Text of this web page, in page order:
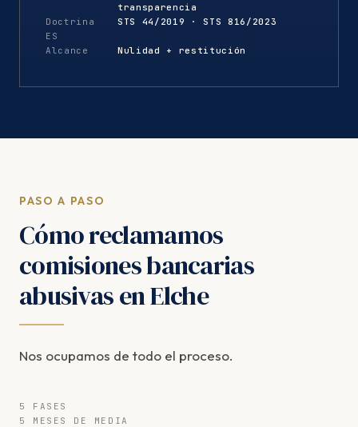
transparencia
Doctrina
ES
STS 44/2019 · STS 816/2023
Alcance Nulidad + restitución
PASO A PASO
Cómo reclamamos
comisiones bancarias
abusivas en Elche
Nos ocupamos de todo el proceso.
5 FASES
5 MESES DE MEDIA